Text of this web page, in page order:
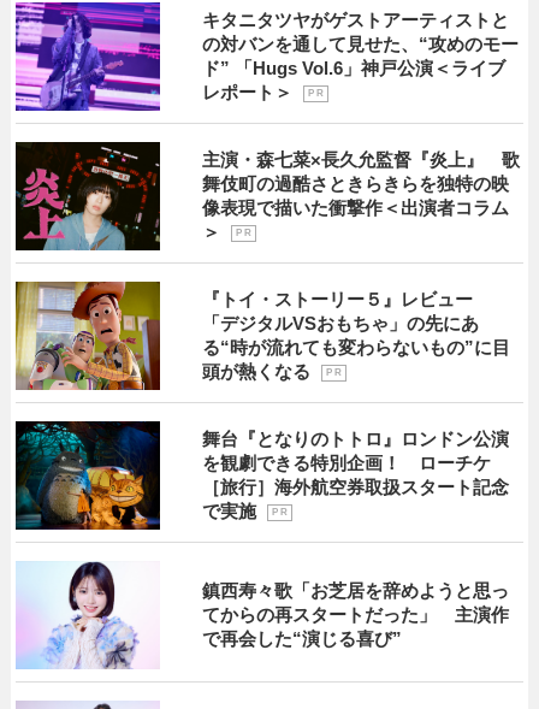
キタニタツヤがゲストアーティストと
の対バンを通して見せた、“攻めのモー
ド” 「Hugs Vol.6」神戸公演＜ライブ
レポート＞
P R
主演・森七菜×長久允監督『炎上』 歌
舞伎町の過酷さときらきらを独特の映
像表現で描いた衝撃作＜出演者コラム
＞
P R
『トイ・ストーリー５』レビュー
「デジタルVSおもちゃ」の先にあ
る“時が流れても変わらないもの”に目
頭が熱くなる
P R
舞台『となりのトトロ』ロンドン公演
を観劇できる特別企画！ ローチケ
［旅行］海外航空券取扱スタート記念
で実施
P R
鎮西寿々歌「お芝居を辞めようと思っ
てからの再スタートだった」 主演作
で再会した“演じる喜び”